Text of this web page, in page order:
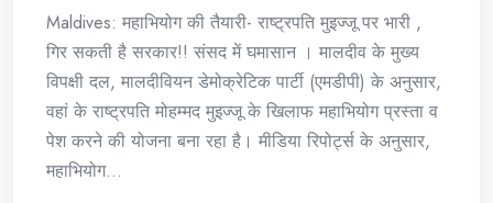
Maldives: महाभियोग की तैयारी- राष्ट्रपति मुइज्जू पर भारी ,
गिर सकती है सरकार!! संसद में घमासान । मालदीव के मुख्य
विपक्षी दल, मालदीवियन डेमोक्रेटिक पार्टी (एमडीपी) के अनुसार,
वहां के राष्ट्रपति मोहम्मद मुइज्जू के खिलाफ महाभियोग प्रस्ता व
पेश करने की योजना बना रहा है। मीडिया रिपोर्ट्स के अनुसार,
महाभियोग…